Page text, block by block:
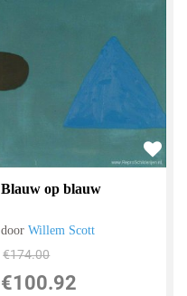
Blauw op blauw
doorWillem Scott
€174.00
€100.92